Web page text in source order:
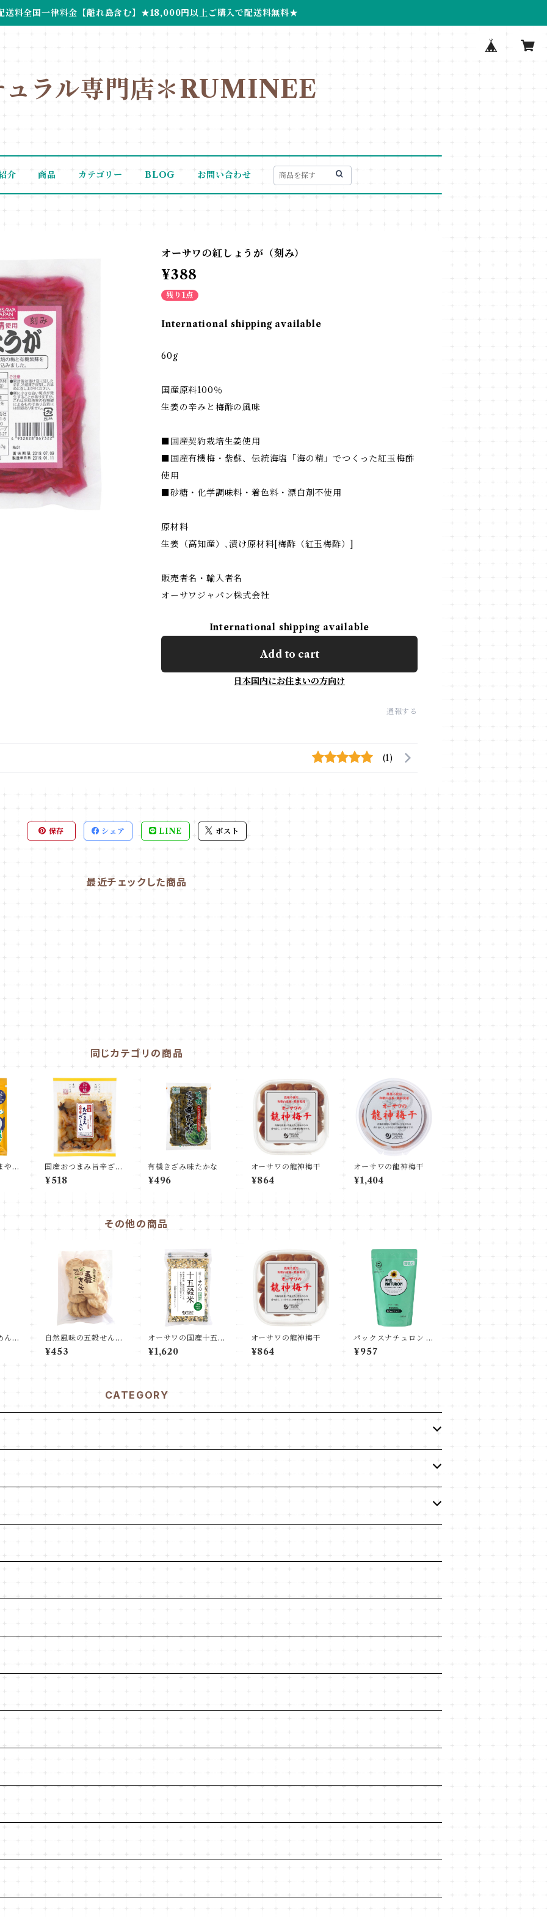
送料全国一律料金【離れ島含む】★18,000円以上ご購入で配送料無料★
ュラル専門店＊RUMINEE
介 商品 カテゴリー BLOG お問い合わせ
オーサワの紅しょうが（刻み）
¥388
残り1点
International shipping available
60g
国産原料100％
生姜の辛みと梅酢の風味
■国産契約栽培生姜使用
■国産有機梅・紫蘇、伝統海塩「海の精」でつくった紅玉梅酢
使用
■砂糖・化学調味料・着色料・漂白剤不使用
原材料
生姜（高知産）､漬け原材料[梅酢（紅玉梅酢）]
販売者名・輸入者名
オーサワジャパン株式会社
International shipping available
Add to cart
日本国内にお住まいの方向け
通報する
(1)
保存 シェア LINE ポスト
最近チェックした商品
同じカテゴリの商品
やん
国産おつまみ旨辛ざー
さい 95g
¥518
有機きざみ味たかな
¥496
オーサワの龍神梅干
¥864
オーサワの龍神梅干
¥1,404
その他の商品
んつ
自然風味の五穀せんべ
い
¥453
オーサワの国産十五穀
米
¥1,620
オーサワの龍神梅干
¥864
パックスナチュロン 詰
替用シャンプー
¥957
CATEGORY